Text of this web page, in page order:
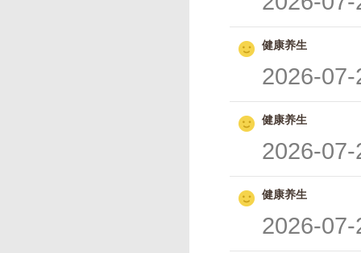
健康养生
2026-
健康养生
2026-
健康养生
2026-